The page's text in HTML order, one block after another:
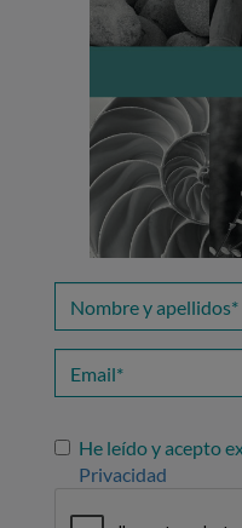
Nombre
y
apellidos*
Email*
He leído y acepto
Privacidad